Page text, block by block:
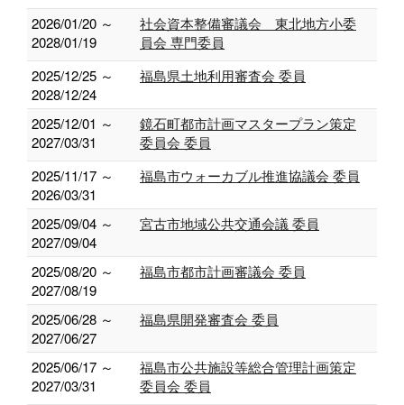
2026/01/20 ～
2028/01/19
社会資本整備審議会 東北地方小委
員会 専門委員
2025/12/25 ～
2028/12/24
福島県土地利用審査会 委員
2025/12/01 ～
2027/03/31
鏡石町都市計画マスタープラン策定
委員会 委員
2025/11/17 ～
2026/03/31
福島市ウォーカブル推進協議会 委員
2025/09/04 ～
2027/09/04
宮古市地域公共交通会議 委員
2025/08/20 ～
2027/08/19
福島市都市計画審議会 委員
2025/06/28 ～
2027/06/27
福島県開発審査会 委員
2025/06/17 ～
2027/03/31
福島市公共施設等総合管理計画策定
委員会 委員